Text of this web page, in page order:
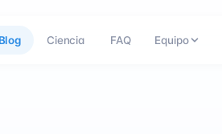
Blog Ciencia FAQ Equipo